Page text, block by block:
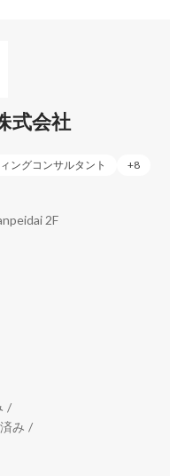
学生は、「企業をどう選
とが少なくありません。
ています。
学生に“ゼロキャリア”を
前に、学生が実務を経
ことで、学びと報酬を得
納得した選択”ができるよ
えることでミスマッチを
リットがあります。
会社
ングコンサルタント +8
/
み /
2F